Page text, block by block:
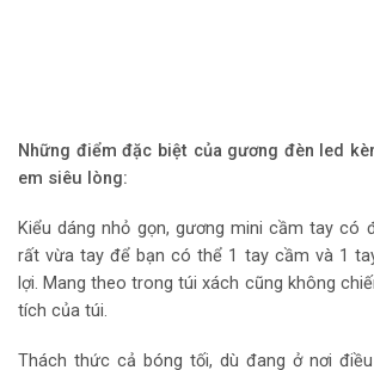
Những điểm đặc biệt của gương đèn led
em siêu lòng:
Kiểu dáng nhỏ gọn, gương mini cầm tay có
rất vừa tay để bạn có thể 1 tay cầm và 1
lợi. Mang theo trong túi xách cũng không
tích của túi.
Thách thức cả bóng tối, dù đang ở nơi